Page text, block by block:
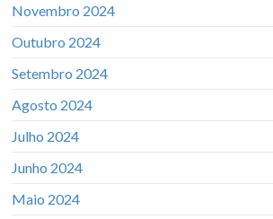
Novembro 2024
Outubro 2024
Setembro 2024
Agosto 2024
Julho 2024
Junho 2024
Maio 2024